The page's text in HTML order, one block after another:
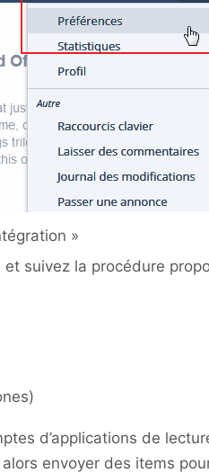
»
suivez la procédure
d’applications de
envoyer des items